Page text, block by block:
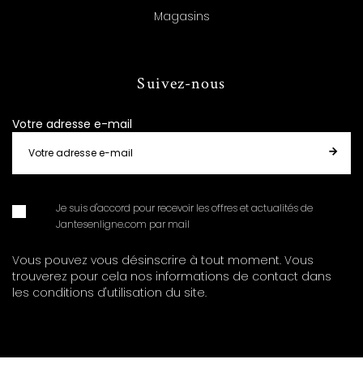
Magasins
Suivez-nous
Votre adresse e-mail
Je suis d'accord pour recevoir les offres et actualités de
Jantesenligne.com par mail
Vous pouvez vous désinscrire à tout moment. Vous
trouverez pour cela nos informations de contact dans
les conditions d'utilisation du site.